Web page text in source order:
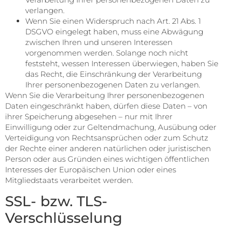
verlangen.
Wenn Sie einen Widerspruch nach Art. 21 Abs. 1
DSGVO eingelegt haben, muss eine Abwägung
zwischen Ihren und unseren Interessen
vorgenommen werden. Solange noch nicht
feststeht, wessen Interessen überwiegen, haben Sie
das Recht, die Einschränkung der Verarbeitung
Ihrer personenbezogenen Daten zu verlangen.
Wenn Sie die Verarbeitung Ihrer personenbezogenen
Daten eingeschränkt haben, dürfen diese Daten – von
ihrer Speicherung abgesehen – nur mit Ihrer
Einwilligung oder zur Geltendmachung, Ausübung oder
Verteidigung von Rechtsansprüchen oder zum Schutz
der Rechte einer anderen natürlichen oder juristischen
Person oder aus Gründen eines wichtigen öffentlichen
Interesses der Europäischen Union oder eines
Mitgliedstaats verarbeitet werden.
SSL- bzw. TLS-
Verschlüsselung